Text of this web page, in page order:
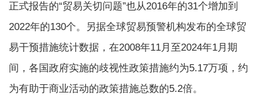
正式报告的“贸易关切问题”也从2016年的31个增加到
2022年的130个。另据全球贸易预警机构发布的全球贸
易干预措施统计数据，在2008年11月至2024年1月期
间，各国政府实施的歧视性政策措施约为5.17万项，约
为有助于商业活动的政策措施总数的5.2倍。